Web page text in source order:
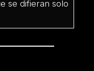
se difieran solo